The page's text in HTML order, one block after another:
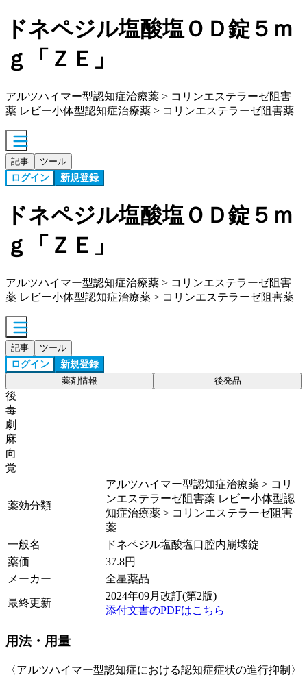
ドネペジル塩酸塩ＯＤ錠５ｍ
ｇ「ＺＥ」
アルツハイマー型認知症治療薬 > コリンエステラーゼ阻害
薬 レビー小体型認知症治療薬 > コリンエステラーゼ阻害薬
記事 ツール
ログイン 新規登録
ドネペジル塩酸塩ＯＤ錠５ｍ
ｇ「ＺＥ」
アルツハイマー型認知症治療薬 > コリンエステラーゼ阻害
薬 レビー小体型認知症治療薬 > コリンエステラーゼ阻害薬
記事 ツール
ログイン 新規登録
薬剤情報 後発品
後
毒
劇
麻
向
覚
薬効分類
アルツハイマー型認知症治療薬 > コリ
ンエステラーゼ阻害薬 レビー小体型認
知症治療薬 > コリンエステラーゼ阻害
薬
一般名
ドネペジル塩酸塩口腔内崩壊錠
薬価
37.8円
メーカー
全星薬品
最終更新
2024年09月改訂(第2版)
添付文書のPDFはこちら
用法・用量
〈アルツハイマー型認知症における認知症症状の進行抑制〉